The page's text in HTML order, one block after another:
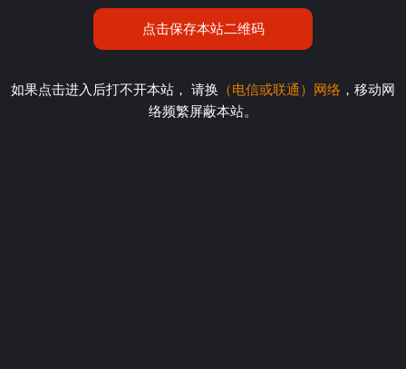
点击保存本站二维码
如果点击进入后打不开本站， 请换 （电信或联通）网络 ，移动网
络频繁屏蔽本站。